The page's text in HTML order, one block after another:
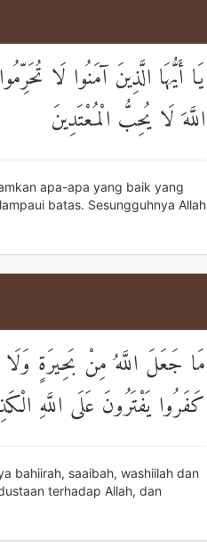
يَا أَيُّهَا الَّذِينَ آمَنُوا لَا
اللَّهَ لَا يُحِبُّ الْمُعْتَدِينَ
apa-apa yang baik yang
batas. Sesungguhnya Allah
مَا جَعَلَ اللَّهُ مِنْ بَحِيرَةٍ
كَفَرُوا يَفْتَرُونَ عَلَى اللَّهِ
bahiirah, saaibah, washiilah dan
terhadap Allah, dan